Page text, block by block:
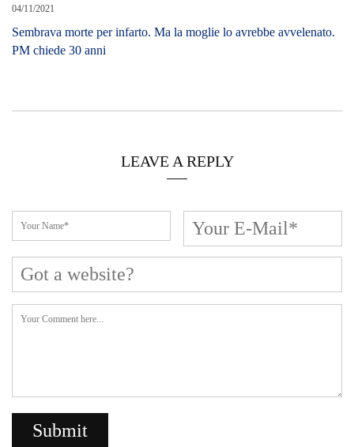
04/11/2021
Sembrava morte per infarto. Ma la moglie lo avrebbe avvelenato.
PM chiede 30 anni
LEAVE A REPLY